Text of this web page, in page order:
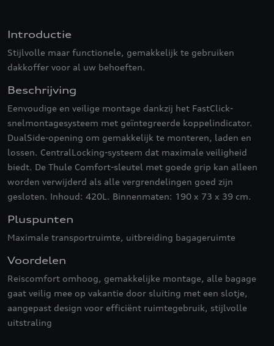
Introductie
Stijlvolle maar functionele, gemakkelijk te gebruiken
dakkoffer voor al uw behoeften.
Beschrijving
Eenvoudige en veilige montage dankzij het FastClick-
snelmontagesysteem met geïntegreerde koppelindicator.
DualSide-opening om gemakkelijk te monteren, laden en
lossen. CentralLocking-systeem dat maximale veiligheid
biedt. De Thule Comfort-sleutel met goede grip kan alleen
worden verwijderd als alle vergrendelingen goed zijn
gesloten. Inhoud: 420L. Binnenmaten: 190 x 73 x 39 cm.
Pluspunten
Maximale transportruimte, uitbreiding bagageruimte
Voordelen
Reiscomfort omhoog, gemakkelijke montage, alle bagage
gaat veilig mee op vakantie door sluiting met een slotje,
aangepast design voor efficiënt ruimtegebruik, stijlvolle
uitstraling